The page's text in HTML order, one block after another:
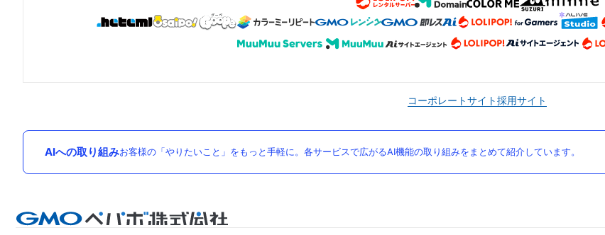
コーポレートサイト採用サイト
AIへの取り組みお客様の「やりたいこと」をもっと手軽に。各サービスで広がるAI機能の取り組みをまとめて紹介しています。